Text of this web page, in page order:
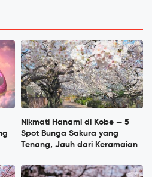
Nikmati Hanami di Kobe — 5
Spot Bunga Sakura yang
Tenang, Jauh dari Keramaian